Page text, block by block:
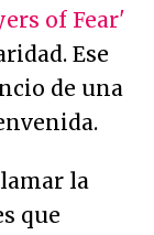
of Fear'
Ese
de una
la
que